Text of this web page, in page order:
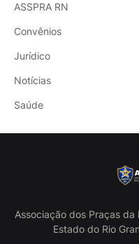
ASSPRA RN
Convênios
Jurídico
Notícias
Saúde
Associação dos Praças
Estado do Rio